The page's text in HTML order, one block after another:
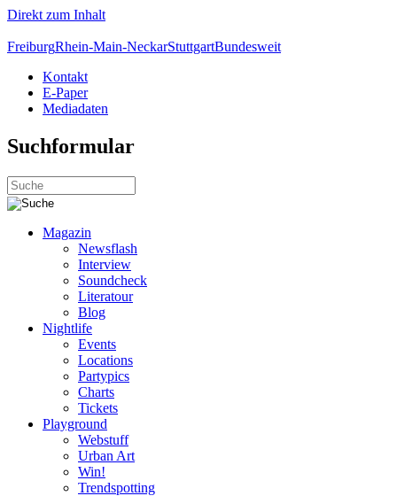
Direkt zum Inhalt
FreiburgRhein-Main-NeckarStuttgartBundesweit
Kontakt
E-Paper
Mediadaten
Suchformular
Magazin
Newsflash
Interview
Soundcheck
Literatour
Blog
Nightlife
Events
Locations
Partypics
Charts
Tickets
Playground
Webstuff
Urban Art
Win!
Trendspotting